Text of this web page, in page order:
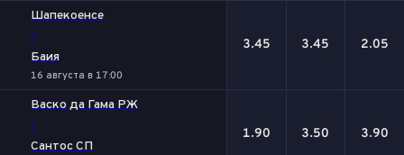
Шапекоенсе
-
Баия
16 августа в 17:00
3.45 3.45 2.05
Васко да Гама РЖ
-
Сантос СП
1.90 3.50 3.90